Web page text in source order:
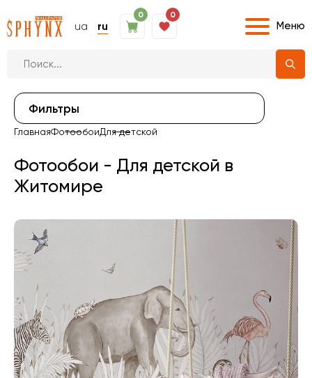
ua ru
0 0
Меню
Фильтры
ГлавнаяФотообоиДля детской
Фотообои - Для детской в
Житомире